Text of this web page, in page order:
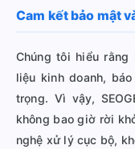
Cam kết bảo mật
Chúng tôi hiểu
liệu kinh doanh,
trọng. Vì vậy,
không bao giờ rời
nghệ xử lý cục bộ,